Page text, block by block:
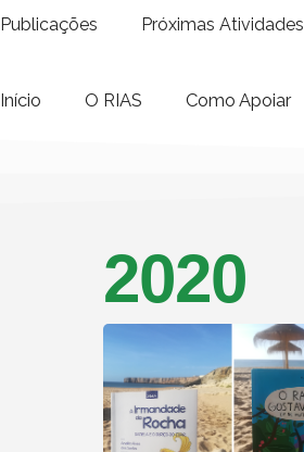
Publicações Próximas Atividades
Início O RIAS Como Apoiar
2020